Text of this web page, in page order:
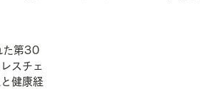
た第30
スチェ
健康経